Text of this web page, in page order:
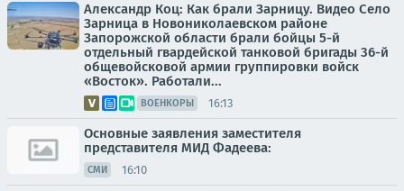
Александр Коц: Как брали Зарницу. Видео Село
Зарница в Новониколаевском районе
Запорожской области брали бойцы 5-й
отдельный гвардейской танковой бригады 36-й
общевойсковой армии группировки войск
«Восток». Работали...
ВОЕНКОРЫ 16:13
Основные заявления заместителя
представителя МИД Фадеева:
СМИ 16:10